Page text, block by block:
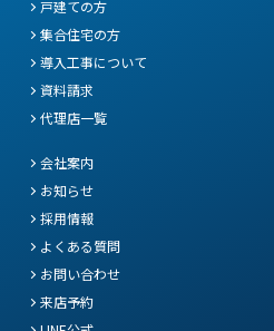
戸建ての方
集合住宅の方
導入工事について
資料請求
代理店一覧
会社案内
お知らせ
採用情報
よくある質問
お問い合わせ
来店予約